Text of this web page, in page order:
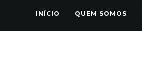
INÍCIO QUEM SOMOS